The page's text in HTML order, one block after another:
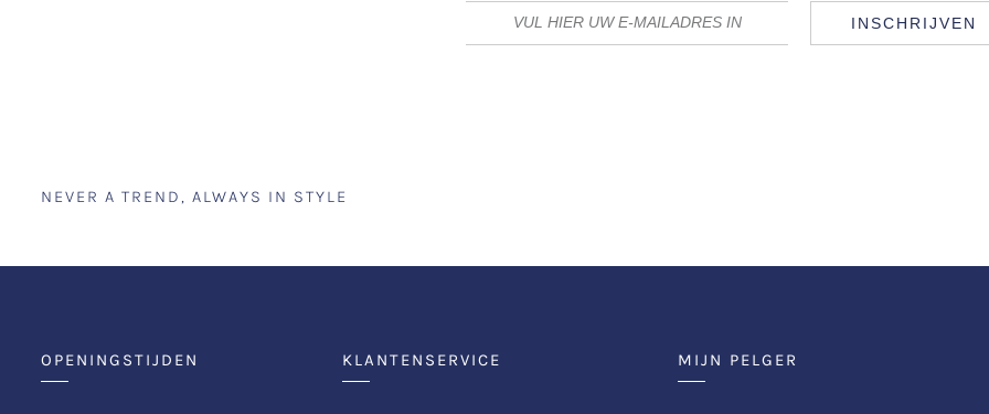
INSCHRIJVEN
NEVER A TREND, ALWAYS IN STYLE
OPENINGSTIJDEN KLANTENSERVICE MIJN PELGER